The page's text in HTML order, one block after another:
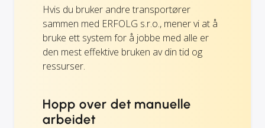
Hvis du bruker andre transportører
sammen med ERFOLG s.r.o., mener vi at å
bruke ett system for å jobbe med alle er
den mest effektive bruken av din tid og
ressurser.
Hopp over det manuelle
arbeidet